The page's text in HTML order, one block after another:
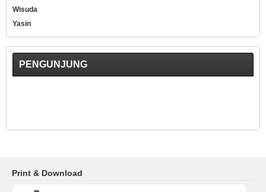
Wisuda
Yasin
PENGUNJUNG
Print & Download